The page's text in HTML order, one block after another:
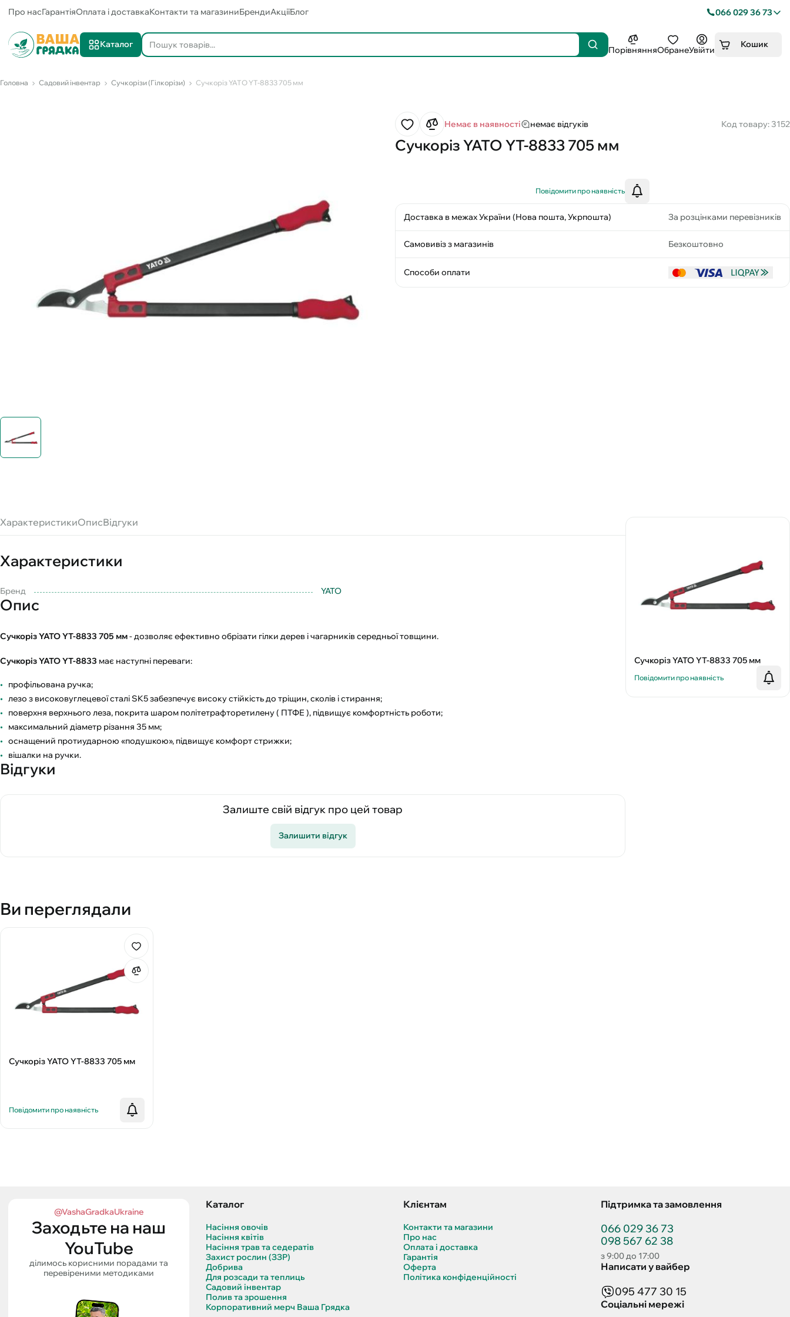
Про насГарантіяОплата і доставкаКонтакти та магазиниБрендиАкціїБлог 066 029 36 73
Каталог
ПорівнянняОбранеУвійти
Кошик
Головна Садовий інвентар Сучкорізи (Гілкорізи) Сучкоріз YATO YT-8833 705 мм
Немає в наявності немає відгуків Код товару: 3152
Сучкоріз YATO YT-8833 705 мм
Повідомити про наявність
Доставка в межах України (Нова пошта, Укрпошта) За розцінками перевізників
Самовивіз з магазинів Безкоштовно
Способи оплати
ХарактеристикиОписВідгуки
Характеристики
Бренд YATO
Опис
Сучкоріз YATO YT-8833 705 мм- дозволяє ефективно обрізати гілки дерев і чагарників середньої товщини.
Сучкоріз YATO YT-8833 має наступні переваги:
профільована ручка;
лезо з високовуглецевої сталі SK5 забезпечує високу стійкість до тріщин, сколів і стирання;
поверхня верхнього леза, покрита шаром політетрафторетилену ( ПТФЕ ), підвищує комфортність роботи;
максимальний діаметр різання 35 мм;
оснащений протиударною «подушкою», підвищує комфорт стрижки;
вішалки на ручки.
Відгуки
Залиште свій відгук про цей товар
Залишити відгук
Сучкоріз YATO YT-8833 705 мм
Повідомити про наявність
Ви переглядали
Сучкоріз YATO YT-8833 705 мм
Повідомити про наявність
@VashaGradkaUkraine
Заходьте на наш
YouTube
ділимось корисними порадами та
перевіреними методиками
Каталог
Насіння овочів
Насіння квітів
Насіння трав та седератів
Захист рослин (ЗЗР)
Добрива
Для розсади та теплиць
Садовий інвентар
Полив та зрошення
Корпоративний мерч Ваша Грядка
Клієнтам
Контакти та магазини
Про нас
Оплата і доставка
Гарантія
Оферта
Політика конфіденційності
Підтримка та замовлення
066 029 36 73
098 567 62 38
з 9:00 до 17:00
Написати у вайбер
095 477 30 15
Соціальні мережі